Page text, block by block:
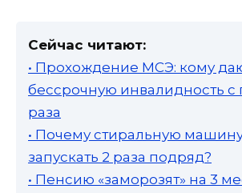
Сейчас читают:
• Прохождение МСЭ: кому
бессрочную инвалидность с
раза
• Почему стиральную
запускать 2 раза подряд?
• Пенсию «заморозят» на 3